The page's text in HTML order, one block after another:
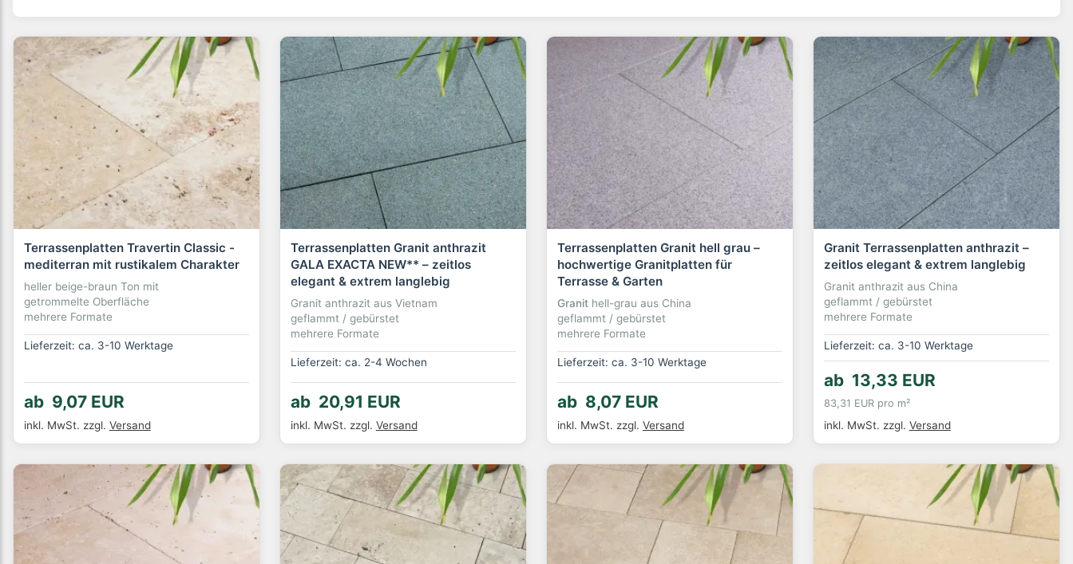
Terrassenplatten Travertin Classic -
mediterran mit rustikalem Charakter
heller beige-braun Ton mit
getrommelte Oberfläche
mehrere Formate
Lieferzeit: ca. 3-10 Werktage
ab 9,07 EUR
inkl. MwSt. zzgl. Versand
Terrassenplatten Granit anthrazit
GALA EXACTA NEW** – zeitlos
elegant & extrem langlebig
Granit anthrazit aus Vietnam
geflammt / gebürstet
mehrere Formate
Lieferzeit: ca. 2-4 Wochen
ab 20,91 EUR
inkl. MwSt. zzgl. Versand
Terrassenplatten Granit hell grau –
hochwertige Granitplatten für
Terrasse & Garten
Granithell-grau aus China
geflammt / gebürstet
mehrere Formate
Lieferzeit: ca. 3-10 Werktage
ab 8,07 EUR
inkl. MwSt. zzgl. Versand
Granit Terrassenplatten anthrazit –
zeitlos elegant & extrem langlebig
Granit anthrazit aus China
geflammt / gebürstet
mehrere Formate
Lieferzeit: ca. 3-10 Werktage
ab 13,33 EUR
83,31 EUR pro m²
inkl. MwSt. zzgl. Versand